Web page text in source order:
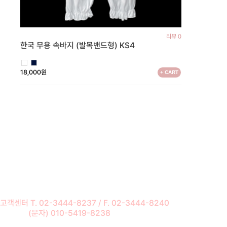
리뷰 0
한국 무용 속바지 (발목밴드형) KS4
18,000원 + CART
고객센터 T. 02-3444-8237 / F. 02-3444-8240
(문자) 010-5419-8238